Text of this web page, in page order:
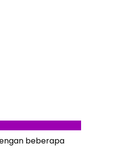
beberapa